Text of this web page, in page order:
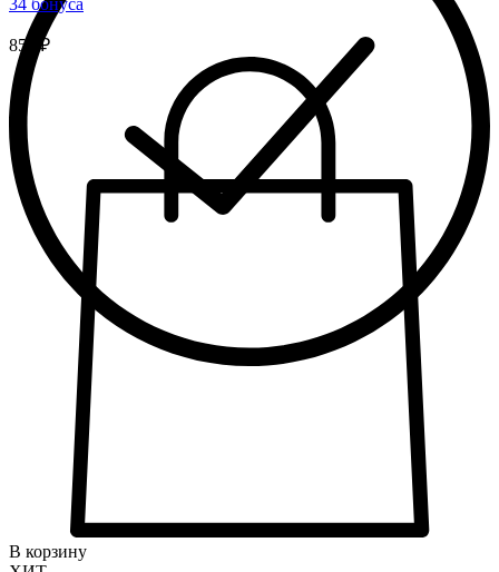
34 бонуса
850 ₽
В корзину